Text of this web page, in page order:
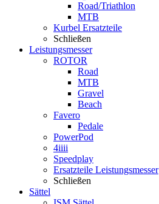
Road/Triathlon
MTB
Kurbel Ersatzteile
Schließen
Leistungsmesser
ROTOR
Road
MTB
Gravel
Beach
Favero
Pedale
PowerPod
4iiii
Speedplay
Ersatzteile Leistungsmesser
Schließen
Sättel